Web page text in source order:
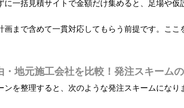
一括見積サイトで金額だけ集めると、足場や
まで含めて一貫対応してもらう前提です。こ
地元施工会社を比較！発注スキーム
を整理すると、次のような発注スキームになり